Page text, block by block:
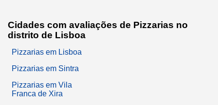
Cidades com avaliações de Pizzarias no
distrito de Lisboa
Pizzarias em Lisboa
Pizzarias em Sintra
Pizzarias em Vila
Franca de Xira